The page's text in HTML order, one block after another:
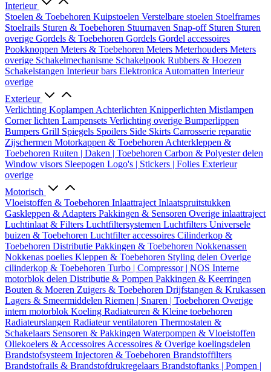
Interieur
Stoelen & Toebehoren Kuipstoelen Verstelbare stoelen Stoelframes
Stoelrails Sturen & Toebehoren Stuurnaven Snap-off Sturen Sturen
overige Gordels & Toebehoren Gordels Gordel accessoires
Pookknoppen Meters & Toebehoren Meters Meterhouders Meters
overige Schakelmechanisme Schakelpook Rubbers & Hoezen
Schakelstangen Interieur bars Elektronica Automatten Interieur
overige
Exterieur
Verlichting Koplampen Achterlichten Knipperlichten Mistlampen
Corner lichten Lampensets Verlichting overige Bumperlippen
Bumpers Grill Spiegels Spoilers Side Skirts Carrosserie reparatie
Zijschermen Motorkappen & Toebehoren Achterkleppen &
Toebehoren Ruiten | Daken | Toebehoren Carbon & Polyester delen
Window visors Sleepogen Logo's | Stickers | Folies Exterieur
overige
Motorisch
Vloeistoffen & Toebehoren Inlaattraject Inlaatspruitstukken
Gaskleppen & Adapters Pakkingen & Sensoren Overige inlaattraject
Luchtinlaat & Filters Luchtfiltersystemen Luchtfilters Universele
buizen & Toebehoren Luchtfilter accessoires Cilinderkop &
Toebehoren Distributie Pakkingen & Toebehoren Nokkenassen
Nokkenas poelies Kleppen & Toebehoren Styling delen Overige
cilinderkop & Toebehoren Turbo | Compressor | NOS Interne
motorblok delen Distributie & Pompen Pakkingen & Keerringen
Bouten & Moeren Zuigers & Toebehoren Drijfstangen & Krukassen
Lagers & Smeermiddelen Riemen | Snaren | Toebehoren Overige
intern motorblok Koeling Radiateuren & Kleine toebehoren
Radiateurslangen Radiateur ventilatoren Thermostaten &
Schakelaars Sensoren & Pakkingen Waterpompen & Vloeistoffen
Oliekoelers & Accessoires Accessoires & Overige koelingsdelen
Brandstofsysteem Injectoren & Toebehoren Brandstoffilters
Brandstofrails & Brandstofdrukregelaars Brandstoftanks | Pompen |